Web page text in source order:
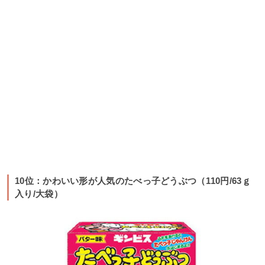
10位：かわいい形が人気のたべっ子どうぶつ（110円/63ｇ
入り/大袋）